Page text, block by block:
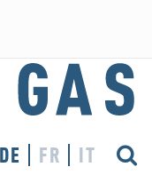
DE FR IT